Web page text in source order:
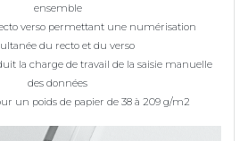
ensemble
verso permettant une numérisation
du recto et du verso
la charge de travail de la saisie manuelle
des données
un poids de papier de 38 à 209 g/m2